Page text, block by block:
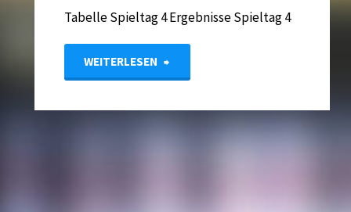
Tabelle Spieltag 4 Ergebnisse Spieltag 4
WEITERLESEN